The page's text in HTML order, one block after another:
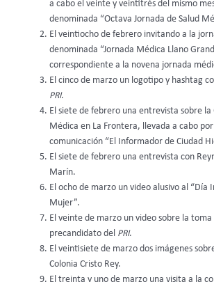
a cabo el veinte y veintitrés del mismo
denominada “Octava Jornada de Salud
El veintiocho de febrero invitando a la
denominada “Jornada Médica Llano
correspondiente a la novena jornada
El cinco de marzo un logotipo y hashtag
PRI.
El siete de febrero una entrevista sobre la
Médica en La Frontera, llevada a cabo
comunicación “El Informador de Ciudad
El siete de febrero una entrevista con
Marín.
El ocho de marzo un video alusivo al “Día
Mujer”.
El veinte de marzo un video sobre la
precandidato del PRI.
El veintisiete de marzo dos imágenes
Colonia Cristo Rey.
El treinta y uno de marzo una visita a la